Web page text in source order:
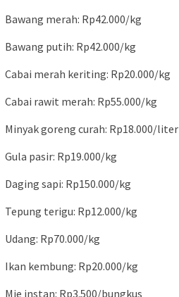
Bawang merah: Rp42.000/kg
Bawang putih: Rp42.000/kg
Cabai merah keriting: Rp20.000/kg
Cabai rawit merah: Rp55.000/kg
Minyak goreng curah: Rp18.000/liter
Gula pasir: Rp19.000/kg
Daging sapi: Rp150.000/kg
Tepung terigu: Rp12.000/kg
Udang: Rp70.000/kg
Ikan kembung: Rp20.000/kg
Mie instan: Rp3.500/bungkus